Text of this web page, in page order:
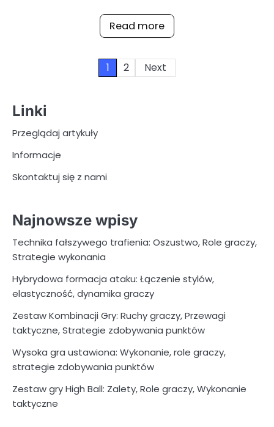
Read more
1 2 Next
Linki
Przeglądaj artykuły
Informacje
Skontaktuj się z nami
Najnowsze wpisy
Technika fałszywego trafienia: Oszustwo, Role graczy,
Strategie wykonania
Hybrydowa formacja ataku: Łączenie stylów,
elastyczność, dynamika graczy
Zestaw Kombinacji Gry: Ruchy graczy, Przewagi
taktyczne, Strategie zdobywania punktów
Wysoka gra ustawiona: Wykonanie, role graczy,
strategie zdobywania punktów
Zestaw gry High Ball: Zalety, Role graczy, Wykonanie
taktyczne